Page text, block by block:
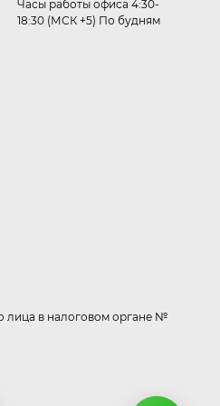
Часы работы офиса 4:30-
18:30 (МСК +5) По будням
лица в налоговом органе №